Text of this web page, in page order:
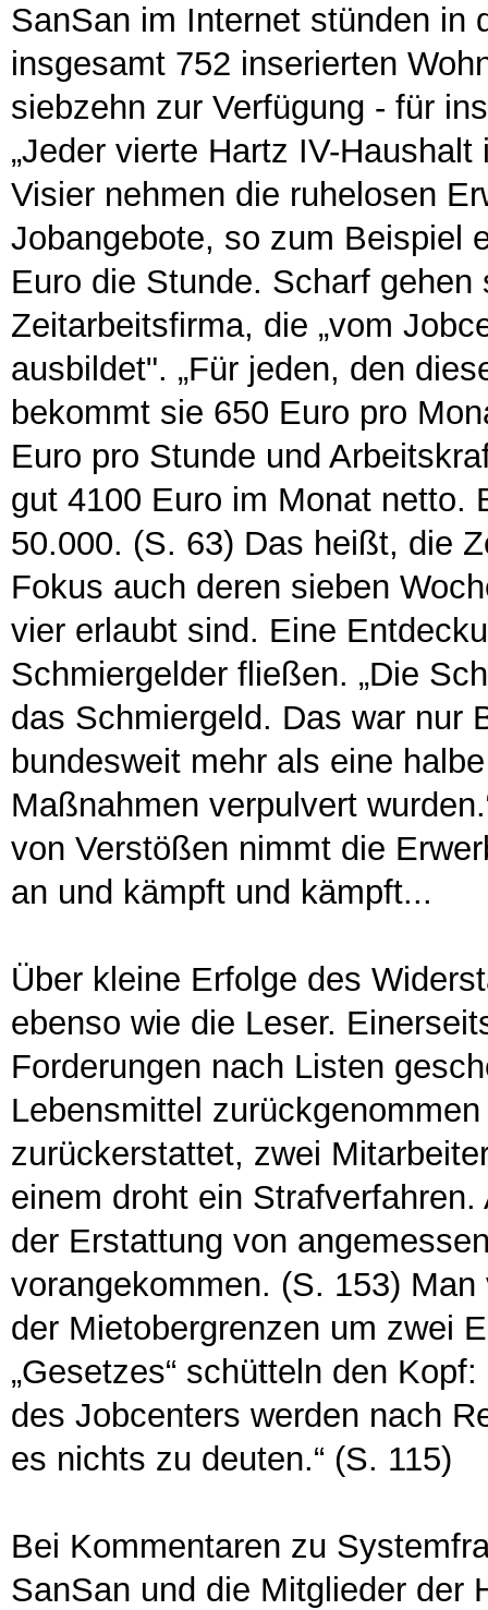
SanSan im Internet stünden in
insgesamt 752 inserierten
siebzehn zur Verfügung - für
„Jeder vierte Hartz IV-
Visier nehmen die ruhelosen
Jobangebote, so zum Beispiel
Euro die Stunde. Scharf
Zeitarbeitsfirma, die „vom
ausbildet". „Für jeden, den
bekommt sie 650 Euro pro
Euro pro Stunde und
gut 4100 Euro im Monat netto.
50.000. (S. 63) Das heißt, die
Fokus auch deren sieben
vier erlaubt sind. Eine
Schmiergelder fließen. „Die
das Schmiergeld. Das war nur
bundesweit mehr als eine
Maßnahmen verpulvert
von Verstößen nimmt die
an und kämpft und kämpft...
Über kleine Erfolge des
ebenso wie die Leser.
Forderungen nach Listen
Lebensmittel
zurückerstattet, zwei
einem droht ein
der Erstattung von
vorangekommen. (S. 153)
der Mietobergrenzen um zwei
„Gesetzes“ schütteln den
des Jobcenters werden nach
es nichts zu deuten.“ (S. 115)
Bei Kommentaren zu
SanSan und die Mitglieder der